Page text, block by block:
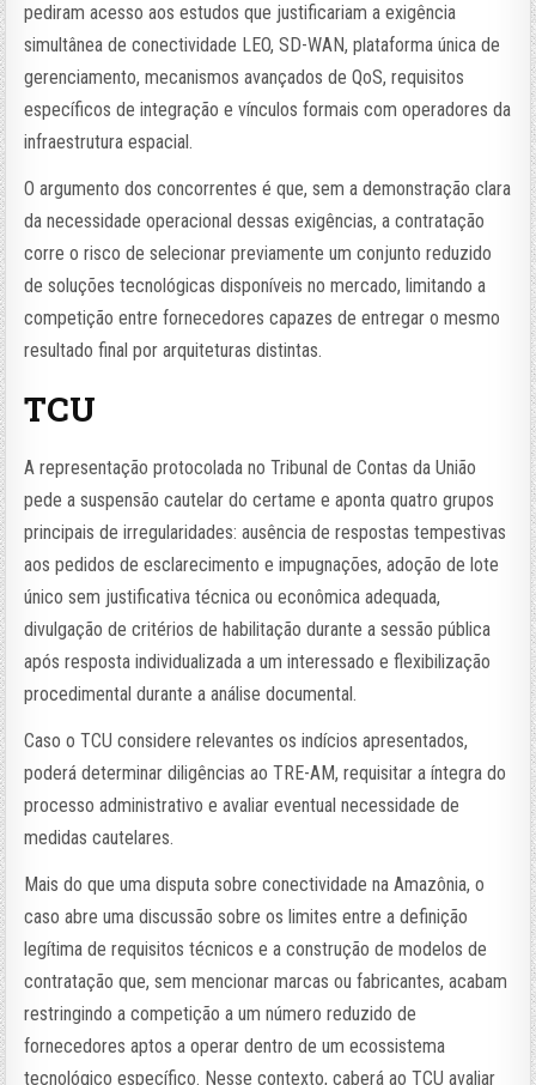
pediram acesso aos estudos que justificariam a exigência
simultânea de conectividade LEO, SD-WAN, plataforma única de
gerenciamento, mecanismos avançados de QoS, requisitos
específicos de integração e vínculos formais com operadores da
infraestrutura espacial.
O argumento dos concorrentes é que, sem a demonstração clara
da necessidade operacional dessas exigências, a contratação
corre o risco de selecionar previamente um conjunto reduzido
de soluções tecnológicas disponíveis no mercado, limitando a
competição entre fornecedores capazes de entregar o mesmo
resultado final por arquiteturas distintas.
TCU
A representação protocolada no Tribunal de Contas da União
pede a suspensão cautelar do certame e aponta quatro grupos
principais de irregularidades: ausência de respostas tempestivas
aos pedidos de esclarecimento e impugnações, adoção de lote
único sem justificativa técnica ou econômica adequada,
divulgação de critérios de habilitação durante a sessão pública
após resposta individualizada a um interessado e flexibilização
procedimental durante a análise documental.
Caso o TCU considere relevantes os indícios apresentados,
poderá determinar diligências ao TRE-AM, requisitar a íntegra do
processo administrativo e avaliar eventual necessidade de
medidas cautelares.
Mais do que uma disputa sobre conectividade na Amazônia, o
caso abre uma discussão sobre os limites entre a definição
legítima de requisitos técnicos e a construção de modelos de
contratação que, sem mencionar marcas ou fabricantes, acabam
restringindo a competição a um número reduzido de
fornecedores aptos a operar dentro de um ecossistema
tecnológico específico. Nesse contexto, caberá ao TCU avaliar